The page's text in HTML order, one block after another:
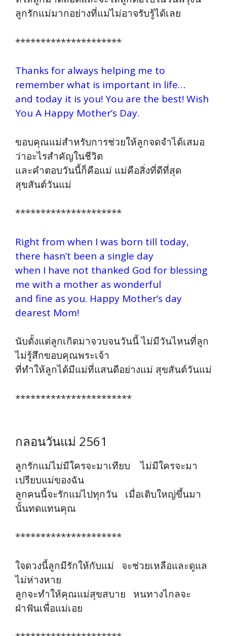
ลูกรักแม่มากอย่างที่แม่ไม่อาจรับรู้ได้เลย
*********************
Thanks for always helping me to
remember what is important in life…
and today it is you! You are the best! Wish
You A Happy Mother’s Day.
ขอบคุณแม่สำหรับการช่วยให้ลูกจดจำได้เสมอ
ว่าอะไรสำคัญในชีวิต
และคำตอบวันนี้ก็คือแม่ แม่คือสิ่งที่ดีที่สุด
สุขสันต์วันแม่
*********************
Right from when I was born till today,
there hasn’t been a single day
when I have not thanked God for blessing
me with a mother as wonderful
and fine as you. Happy Mother’s day
dearest Mom!
นับตั้งแต่ลูกเกิดมาจวบจนวันนี้ ไม่มีวันไหนที่ลูก
ไม่รู้สึกขอบคุณพระเจ้า
ที่ทำให้ลูกได้มีแม่ที่แสนดีอย่างแม่ สุขสันต์วันแม่
***********************
กลอนวันแม่ 2561
ลูกรักแม่ไม่มีใครจะมาเทียบ ไม่มีใครจะมา
เปรียบแม่ของฉัน
ลูกคนนี้จะรักแม่ไปทุกวัน เมื่อเติบใหญ่ขึ้นมา
นั้นทดแทนคุณ
*********************
ใจดวงนี้ลูกมีรักให้กับแม่ จะช่วยเหลือและดูแล
ไม่ห่างหาย
ลูกจะทำให้คุณแม่สุขสบาย หนทางไกลจะ
ฝ่าฟันเพื่อแม่เอย